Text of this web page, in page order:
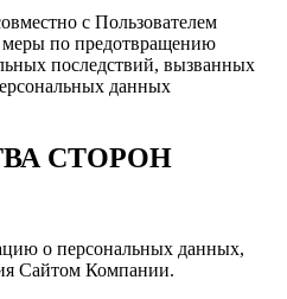
с Пользователем
по предотвращению
последствий, вызванных
данных
СТОРОН
о персональных данных,
Сайтом Компании.